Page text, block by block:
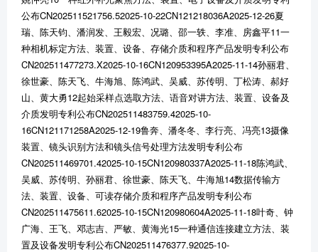
公布CN202511521756.52025-10-22CN121218036A2025-12-26夏
瑞、陈天钧、潘润发、王毅宏、况璐、邵一轶、李准、房鑫平11一
种相机标定方法、装置、设备、存储介质和程序产品发明专利公布
CN202511477273.X2025-10-16CN120953395A2025-11-14孙丽君、
徐世豪、陈天飞、牛海旭、陈鸿武、吴威、苏传明、丁松涛、郝好
山、黄大勇12起始采样点选取方法、语音对讲方法、装置、设备及
介质发明专利公布CN202511483759.42025-10-
16CN121171258A2025-12-19鲁奔、潘冬冬、李行亮、冯亮13摄像
装置、镜头识别方法和镜头信号处理方法发明专利公布
CN202511469701.42025-10-15CN120980337A2025-11-18陈鸿武、
吴威、苏传明、孙丽君、徐世豪、陈天飞、牛海旭14数据传输方
法、装置、设备、可读存储介质和程序产品发明专利公布
CN202511475611.62025-10-15CN120980604A2025-11-18叶奇、钟
广海、王飞、邓志吉、严敏、黄海光15一种通信连接建立方法、装
置及设备发明专利公布CN202511476377.92025-10-